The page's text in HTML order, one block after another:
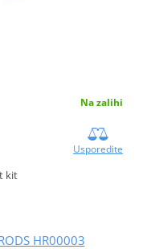
Na zalihi
Usporedite
kit
HR00003